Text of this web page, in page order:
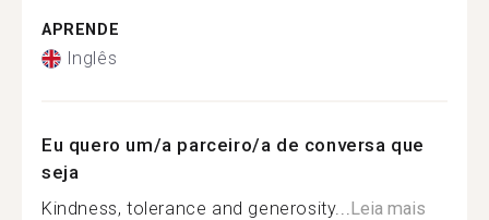
APRENDE
Inglês
Eu quero um/a parceiro/a de conversa que
seja
Kindness, tolerance and generosity...Leia mais